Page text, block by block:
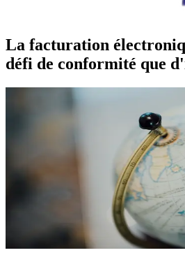
La facturation
défi de conformité que